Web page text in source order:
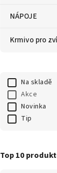
NÁPOJE
Krmivo pro
Na skladě
Akce
Novinka
Tip
Top 10